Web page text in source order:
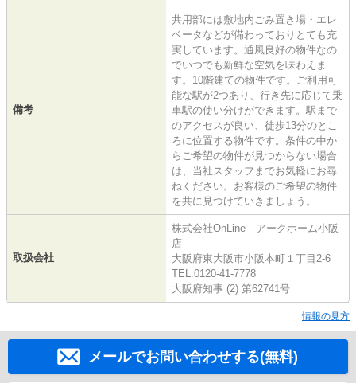
備考
共用部には敷地内ごみ置き場・エレ
ベータなどが備わっておりとても充
実しています。通風良好の物件なの
でいつでも新鮮な空気を味わえま
す。10階建ての物件です。ご利用可
能な駅が2つあり、行き先に応じて乗
車駅の使い分けができます。駅まで
のアクセスが良い、徒歩13分のとこ
ろに位置する物件です。条件の中か
らご希望の物件が見つからない場合
は、当社スタッフまでお気軽にお尋
ねください。お客様のご希望の物件
を共に見つけていきましょう。
取扱会社
株式会社OnLine アークホーム小阪
店
大阪府東大阪市小阪本町１丁目2-6
TEL:0120-41-7778
大阪府知事 (2) 第62741号
情報の見方
メールでお問い合わせする(無料)